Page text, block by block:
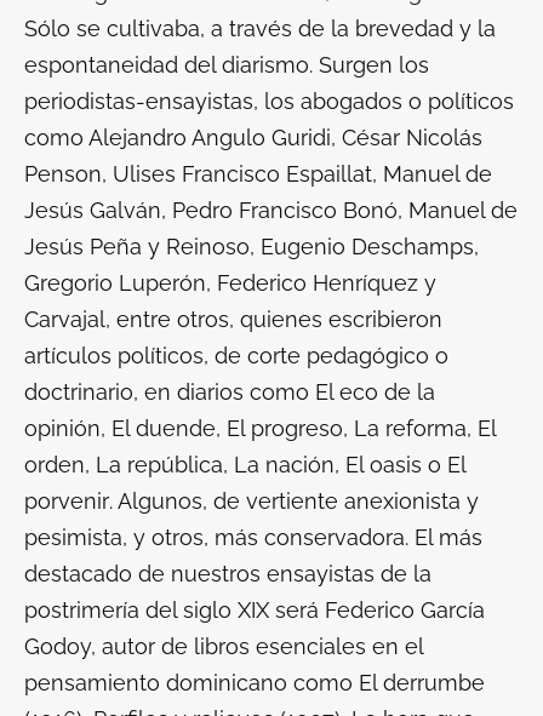
Sólo se cultivaba, a través de la brevedad y la
espontaneidad del diarismo. Surgen los
periodistas-ensayistas, los abogados o políticos
como Alejandro Angulo Guridi, César Nicolás
Penson, Ulises Francisco Espaillat, Manuel de
Jesús Galván, Pedro Francisco Bonó, Manuel de
Jesús Peña y Reinoso, Eugenio Deschamps,
Gregorio Luperón, Federico Henríquez y
Carvajal, entre otros, quienes escribieron
artículos políticos, de corte pedagógico o
doctrinario, en diarios como El eco de la
opinión, El duende, El progreso, La reforma, El
orden, La república, La nación, El oasis o El
porvenir. Algunos, de vertiente anexionista y
pesimista, y otros, más conservadora. El más
destacado de nuestros ensayistas de la
postrimería del siglo XIX será Federico García
Godoy, autor de libros esenciales en el
pensamiento dominicano como El derrumbe